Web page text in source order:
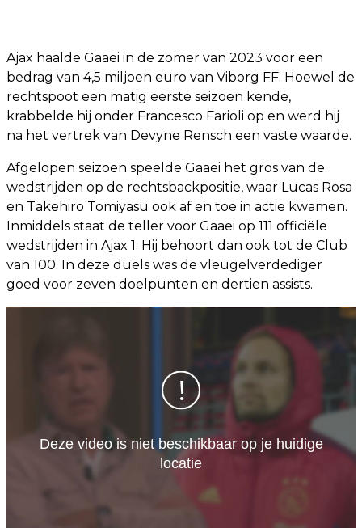
Ajax haalde Gaaei in de zomer van 2023 voor een
bedrag van 4,5 miljoen euro van Viborg FF. Hoewel de
rechtspoot een matig eerste seizoen kende,
krabbelde hij onder Francesco Farioli op en werd hij
na het vertrek van Devyne Rensch een vaste waarde.
Afgelopen seizoen speelde Gaaei het gros van de
wedstrijden op de rechtsbackpositie, waar Lucas Rosa
en Takehiro Tomiyasu ook af en toe in actie kwamen.
Inmiddels staat de teller voor Gaaei op 111 officiële
wedstrijden in Ajax 1. Hij behoort dan ook tot de Club
van 100. In deze duels was de vleugelverdediger
goed voor zeven doelpunten en dertien assists.